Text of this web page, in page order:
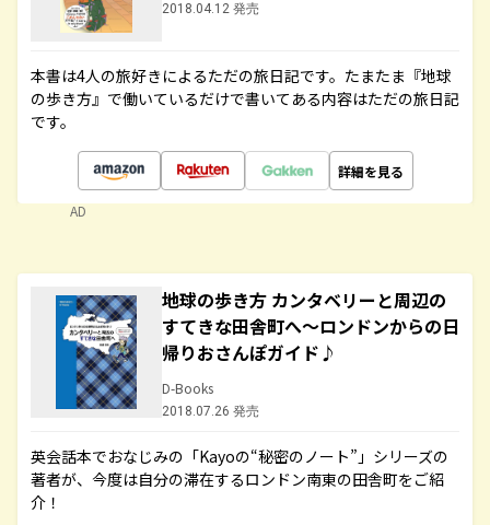
2018.04.12 発売
本書は4人の旅好きによるただの旅日記です。たまたま『地球
の歩き方』で働いているだけで書いてある内容はただの旅日記
です。
詳細を見る
AD
地球の歩き方 カンタベリーと周辺の
すてきな田舎町へ～ロンドンからの日
帰りおさんぽガイド♪
D-Books
2018.07.26 発売
英会話本でおなじみの「Kayoの“秘密のノート”」シリーズの
著者が、今度は自分の滞在するロンドン南東の田舎町をご紹
介！